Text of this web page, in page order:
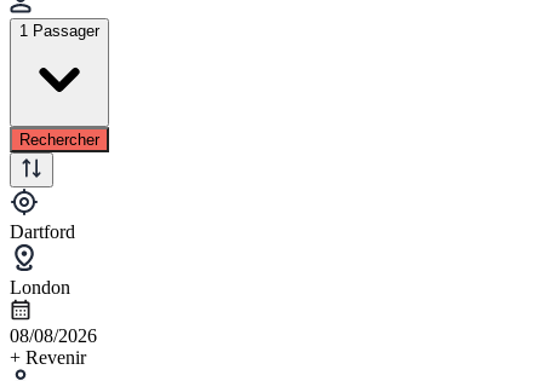
1 Passager
Rechercher
Dartford
London
08/08/2026
+ Revenir